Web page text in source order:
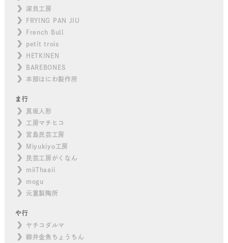
深貝工房
FRYING PAN JIU
French Bull
petit trois
HETKINEN
BAREBONES
本部はにわ製作所
ま行
真坂人形
工房マチヒコ
宮島民芸工房
Miyukiyo工房
民芸工房がくなん
miiThaaii
mogu
元重製陶所
や行
ヤチコダルマ
柳井金魚ちょうちん